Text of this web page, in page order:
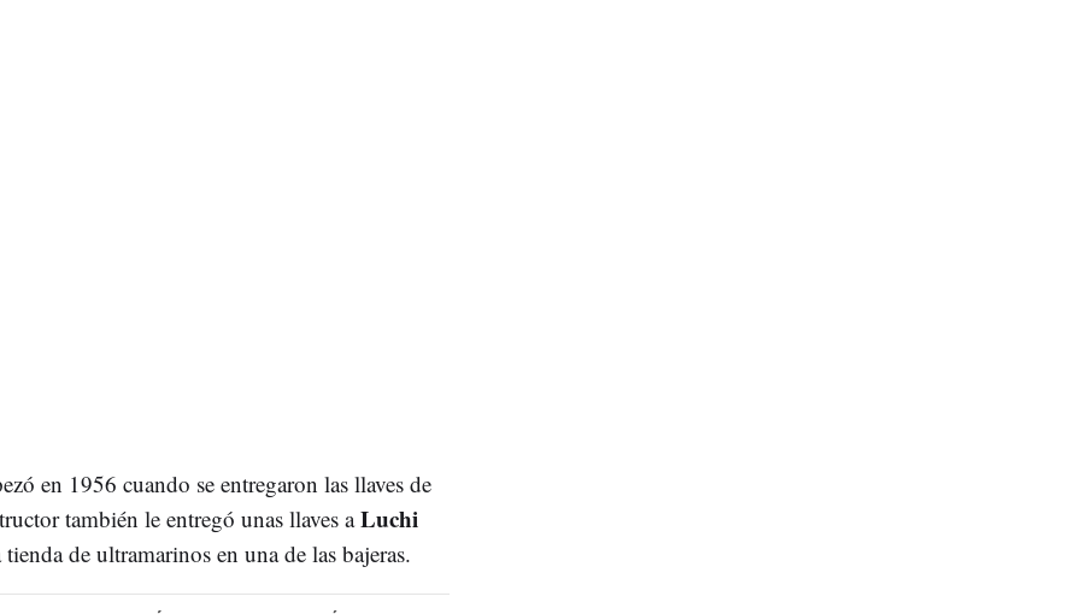
en 1956 cuando se entregaron las llaves de
también le entregó unas llaves aLuchi
de ultramarinos en una de las bajeras.